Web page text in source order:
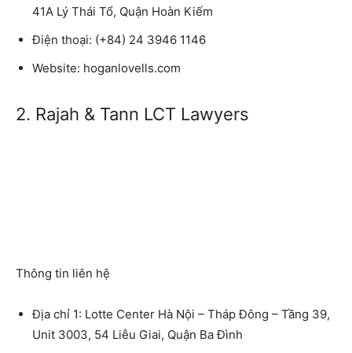
41A Lý Thái Tổ, Quận Hoàn Kiếm
Điện thoại: (+84) 24 3946 1146
Website: hoganlovells.com
2. Rajah & Tann LCT Lawyers
Thông tin liên hệ
Địa chỉ 1: Lotte Center Hà Nội – Tháp Đông – Tầng 39,
Unit 3003, 54 Liễu Giai, Quận Ba Đình